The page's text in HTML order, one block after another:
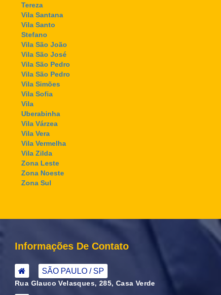
Tereza
Vila Santana
Vila Santo
Stefano
Vila São João
Vila São José
Vila São Pedro
Vila São Pedro
Vila Simões
Vila Sofia
Vila
Uberabinha
Vila Várzea
Vila Vera
Vila Vermelha
Vila Zilda
Zona Leste
Zona Noeste
Zona Sul
Informações De Contato
SÃO PAULO / SP
Rua Glauco Velasques, 285, Casa Verde